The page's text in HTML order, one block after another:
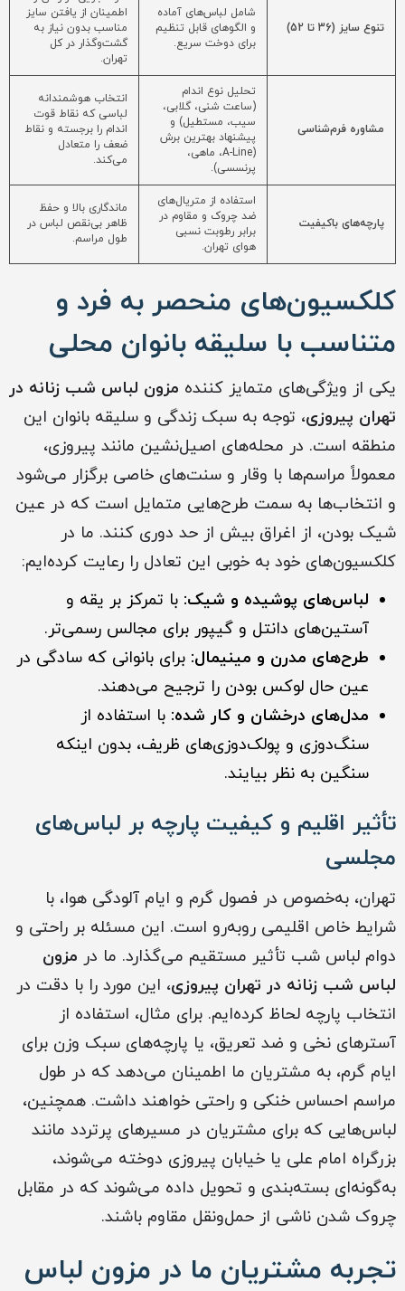
تنوع سایز (36 تا 52)
شامل لباس‌های آماده
و الگوهای قابل تنظیم
برای دوخت سریع.
اطمینان از یافتن سایز
مناسب بدون نیاز به
گشت‌وگذار در کل
تهران.
مشاوره فرم‌شناسی
تحلیل نوع اندام
(ساعت شنی، گلابی،
سیب، مستطیل) و
پیشنهاد بهترین برش
(A-Line، ماهی،
پرنسسی).
انتخاب هوشمندانه
لباسی که نقاط قوت
اندام را برجسته و نقاط
ضعف را متعادل
می‌کند.
پارچه‌های باکیفیت
استفاده از متریال‌های
ضد چروک و مقاوم در
برابر رطوبت نسبی
هوای تهران.
ماندگاری بالا و حفظ
ظاهر بی‌نقص لباس در
طول مراسم.
کلکسیون‌های منحصر به فرد و
متناسب با سلیقه بانوان محلی
یکی از ویژگی‌های متمایز کننده مزون لباس شب زنانه در
تهران پیروزی، توجه به سبک زندگی و سلیقه بانوان این
منطقه است. در محله‌های اصیل‌نشین مانند پیروزی،
معمولاً مراسم‌ها با وقار و سنت‌های خاصی برگزار می‌شود
و انتخاب‌ها به سمت طرح‌هایی متمایل است که در عین
شیک بودن، از اغراق بیش از حد دوری کنند. ما در
کلکسیون‌های خود به خوبی این تعادل را رعایت کرده‌ایم:
لباس‌های پوشیده و شیک: با تمرکز بر یقه و
آستین‌های دانتل و گیپور برای مجالس رسمی‌تر.
طرح‌های مدرن و مینیمال: برای بانوانی که سادگی در
عین حال لوکس بودن را ترجیح می‌دهند.
مدل‌های درخشان و کار شده: با استفاده از
سنگ‌دوزی و پولک‌دوزی‌های ظریف، بدون اینکه
سنگین به نظر بیایند.
تأثیر اقلیم و کیفیت پارچه بر لباس‌های
مجلسی
تهران، به‌خصوص در فصول گرم و ایام آلودگی هوا، با
شرایط خاص اقلیمی روبه‌رو است. این مسئله بر راحتی و
دوام لباس شب تأثیر مستقیم می‌گذارد. ما در مزون
لباس شب زنانه در تهران پیروزی، این مورد را با دقت در
انتخاب پارچه لحاظ کرده‌ایم. برای مثال، استفاده از
آسترهای نخی و ضد تعریق، یا پارچه‌های سبک وزن برای
ایام گرم، به مشتریان ما اطمینان می‌دهد که در طول
مراسم احساس خنکی و راحتی خواهند داشت. همچنین،
لباس‌هایی که برای مشتریان در مسیرهای پرتردد مانند
بزرگراه امام علی یا خیابان پیروزی دوخته می‌شوند،
به‌گونه‌ای بسته‌بندی و تحویل داده می‌شوند که در مقابل
چروک شدن ناشی از حمل‌ونقل مقاوم باشند.
تجربه مشتریان ما در مزون لباس